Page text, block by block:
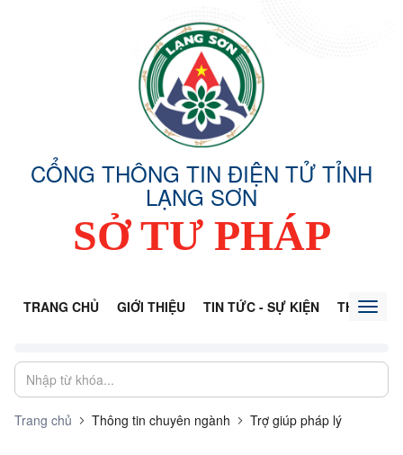
CỔNG THÔNG TIN ĐIỆN TỬ TỈNH
LẠNG SƠN
SỞ TƯ PHÁP
TRANG CHỦ GIỚI THIỆU TIN TỨC - SỰ KIỆN THÔNG
Trang chủ Thông tin chuyên ngành Trợ giúp pháp lý